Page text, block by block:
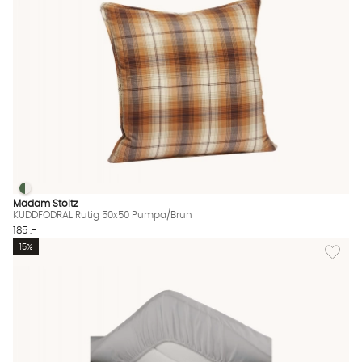
KUDDFODRAL Rutig 50x50 Pumpa/Brun Finns även i dessa
KUDDFODRAL Rutig 50x50 Pumpa/Brun
Madam Stoltz
KUDDFODRAL Rutig 50x50 Pumpa/Brun
185 :-
Lägg
15%